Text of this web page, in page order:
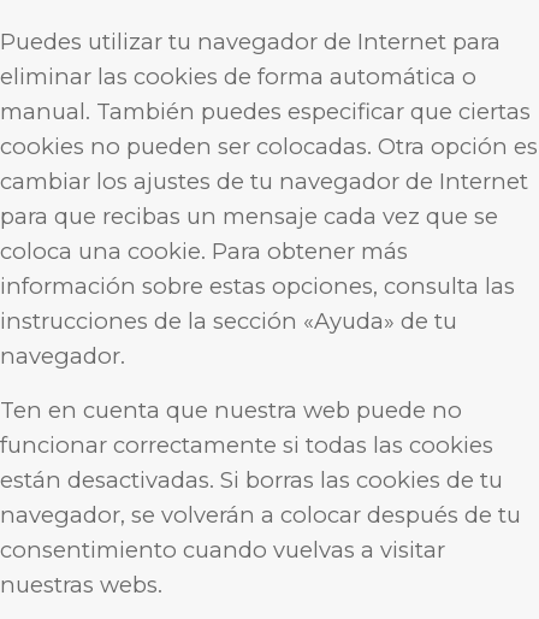
Puedes utilizar tu navegador de Internet para
eliminar las cookies de forma automática o
manual. También puedes especificar que ciertas
cookies no pueden ser colocadas. Otra opción es
cambiar los ajustes de tu navegador de Internet
para que recibas un mensaje cada vez que se
coloca una cookie. Para obtener más
información sobre estas opciones, consulta las
instrucciones de la sección «Ayuda» de tu
navegador.
Ten en cuenta que nuestra web puede no
funcionar correctamente si todas las cookies
están desactivadas. Si borras las cookies de tu
navegador, se volverán a colocar después de tu
consentimiento cuando vuelvas a visitar
nuestras webs.